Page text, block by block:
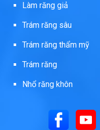
Làm răng giả
Trám răng sâu
Trám răng thẩm mỹ
Trám răng
Nhổ răng khôn